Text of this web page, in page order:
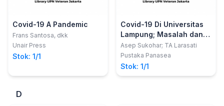
Covid-19 A Pandemic
Frans Santosa, dkk
Unair Press
Stok: 1/1
Covid-19 Di Universitas
Lampung; Masalah dan
Solusi
Asep Sukohar; TA Larasati
Pustaka Panasea
Stok: 1/1
D